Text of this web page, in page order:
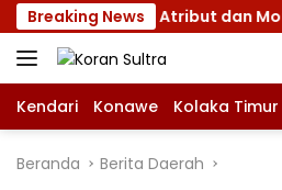
Langsung
ke
konten
Breaking News
XII dengan Atribut dan
Kendari Konawe Kolaka Timur
Beranda Berita Daerah